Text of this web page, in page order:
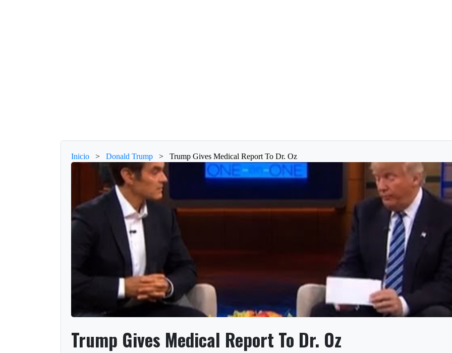
Inicio > Donald Trump > Trump Gives Medical Report To Dr. Oz
Trump Gives Medical Report To Dr. Oz